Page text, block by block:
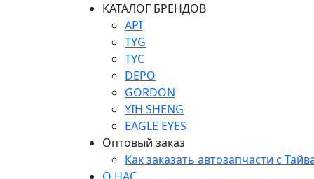
КАТАЛОГ БРЕНДОВ
API
TYG
TYC
DEPO
GORDON
YIH SHENG
EAGLE EYES
Оптовый заказ
Как заказать автозапчасти с